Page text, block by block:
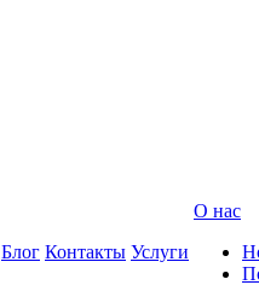
Блог Контакты Услуги
О нас